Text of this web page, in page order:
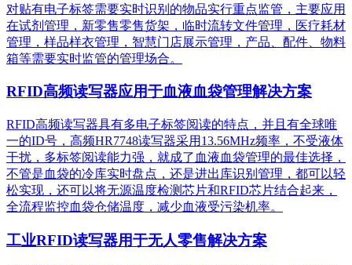
对贴有电子标签需要实时识别的物品实行重点监管，主要应用
在试剂管理，新零售零售货架，临时流转文件管理，医疗耗材
管理，样品样衣管理，智慧门店展示管理，产品、配件、物料
箱等需要实时监管的管理场合。
RFID高频读写器应用于血液血袋管理解决方案
RFID高频读写器具有多电子标签阅读的特点，并且有全球唯
一的ID号，高频HR7748读写器采用13.56MHz频率，不受液体
干扰，多标签阅读能力强，就成了血液血袋管理的最佳选择，
不管是血袋的冷库实时盘点，还是进出库识别管理，都可以轻
松实现，还可以将无源温度检测芯片和RFID芯片结合起来，
全流程监控血袋仓储温度，减少血液受污染机率。
工业RFID读写器用于无人零售解决方案